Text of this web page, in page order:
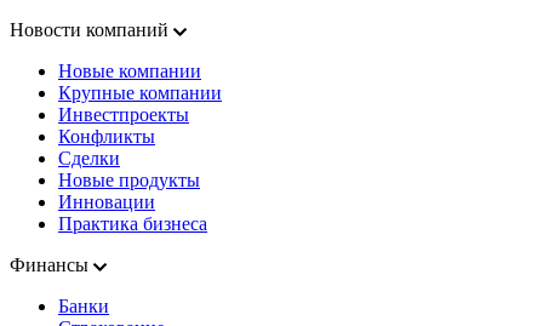
Новости компаний
Новые компании
Крупные компании
Инвестпроекты
Конфликты
Сделки
Новые продукты
Инновации
Практика бизнеса
Финансы
Банки